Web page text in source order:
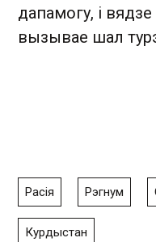
дапамогу, і
вызывае шал
Расія Рэгнум
Курдыстан